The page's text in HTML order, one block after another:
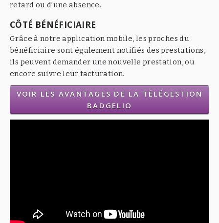
retard ou d’une absence.
CÔTÉ BÉNÉFICIAIRE
Grâce à notre application mobile, les proches du
bénéficiaire sont également notifiés des prestations,
ils peuvent demander une nouvelle prestation, ou
encore suivre leur facturation.
VOIR LES AVANTAGES DE LA TÉLÉGESTION
BADGELIO